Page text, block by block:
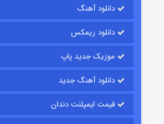
قسمت
دانلود آهنگ
دانلود ریمکس
موزیک جدید پاپ
دانلود آهنگ جدید
قیمت ایمپلنت دندان